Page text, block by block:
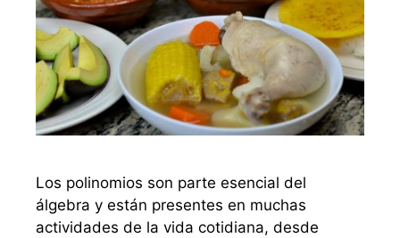
Los polinomios son parte esencial del
álgebra y están presentes en muchas
actividades de la vida cotidiana, desde